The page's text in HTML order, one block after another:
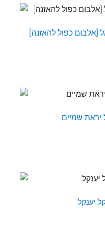
כפול להאזנה]
שמיים
יענקל